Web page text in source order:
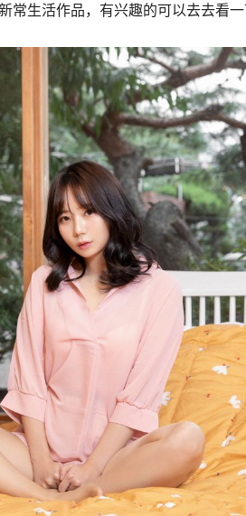
生活作品，有兴趣的可以去去看一